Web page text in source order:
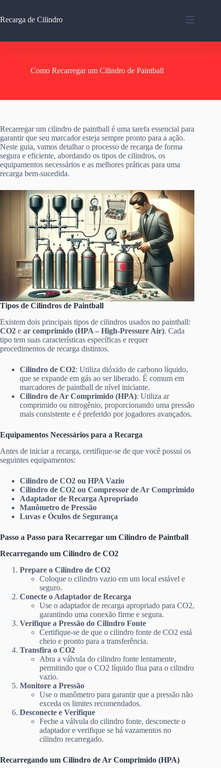
o
Recarga de Cilindro
Como Recarregar um Cilindro de Paintball
Recarregar um cilindro de paintball é uma tarefa essencial para
garantir que seu marcador esteja sempre pronto para a ação.
Neste guia, vamos detalhar o processo de recarga de forma
segura e eficiente, abordando os tipos de cilindros, os
equipamentos necessários e as melhores práticas para uma
recarga bem-sucedida.
Tipos de Cilindros de Paintball
Existem dois principais tipos de cilindros usados no paintball:
CO2 e ar comprimido (HPA – High-Pressure Air). Cada
tipo tem suas características específicas e requer
procedimentos de recarga distintos.
Cilindro de CO2: Utiliza dióxido de carbono líquido,
que se expande em gás ao ser liberado. É comum em
marcadores de paintball de nível iniciante.
Cilindro de Ar Comprimido (HPA): Utiliza ar
comprimido ou nitrogênio, proporcionando uma pressão
mais consistente e é preferido por jogadores avançados.
Equipamentos Necessários para a Recarga
Antes de iniciar a recarga, certifique-se de que você possui os
seguintes equipamentos:
Cilindro de CO2 ou HPA Vazio
Cilindro de CO2 ou Compressor de Ar Comprimido
Adaptador de Recarga Apropriado
Manômetro de Pressão
Luvas e Óculos de Segurança
Passo a Passo para Recarregar um Cilindro de Paintball
Recarregando um Cilindro de CO2
Prepare o Cilindro de CO2
Coloque o cilindro vazio em um local estável e
seguro.
Conecte o Adaptador de Recarga
Use o adaptador de recarga apropriado para CO2,
garantindo uma conexão firme e segura.
Verifique a Pressão do Cilindro Fonte
Certifique-se de que o cilindro fonte de CO2 está
cheio e pronto para a transferência.
Transfira o CO2
Abra a válvula do cilindro fonte lentamente,
permitindo que o CO2 líquido flua para o cilindro
vazio.
Monitore a Pressão
Use o manômetro para garantir que a pressão não
exceda os limites recomendados.
Desconecte e Verifique
Feche a válvula do cilindro fonte, desconecte o
adaptador e verifique se há vazamentos no
cilindro recarregado.
Recarregando um Cilindro de Ar Comprimido (HPA)